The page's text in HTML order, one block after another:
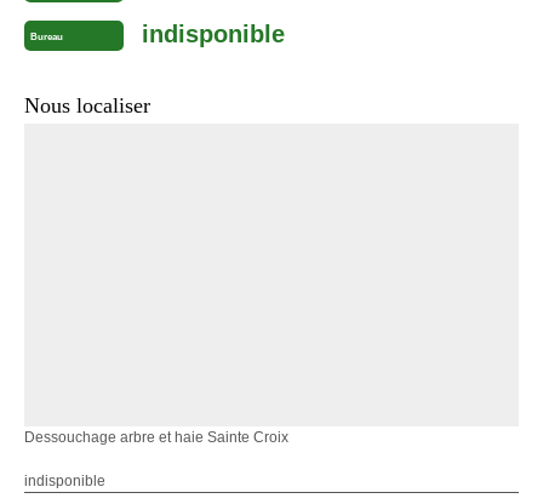
Bureau indisponible
Nous localiser
Dessouchage arbre et haie Sainte Croix
indisponible